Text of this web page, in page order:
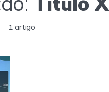
1 artigo